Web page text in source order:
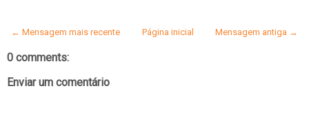
← Mensagem mais recente Mensagem antiga →
Página inicial
0 comments:
Enviar um comentário